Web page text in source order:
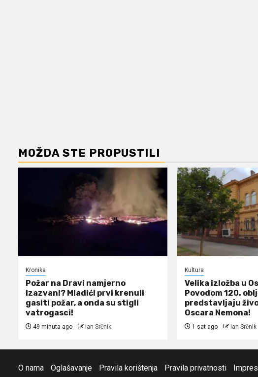
MOŽDA STE PROPUSTILI
Kronika
Požar na Dravi namjerno
izazvan!? Mladići prvi krenuli
gasiti požar, a onda su stigli
vatrogasci!
49 minuta ago Ian Srčnik
Kultura
Velika izložba u
Povodom 120.
predstavljaju
Oscara Nemona!
1 sat ago Ian Srčnik
O nama Oglašavanje Pravila korištenja Pravila privatnosti